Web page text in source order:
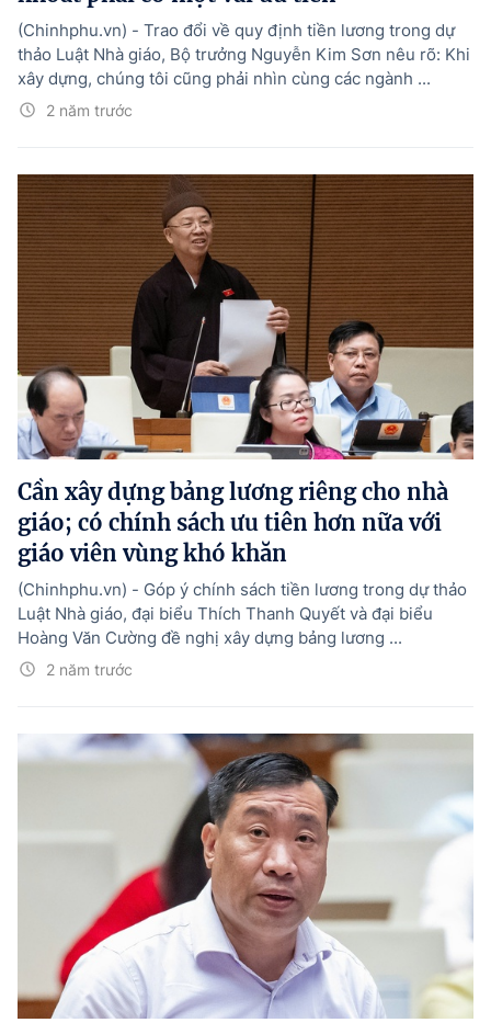
2 năm trước
(Chinhphu.vn) - Trao đổi về quy định tiền lương trong dự
thảo Luật Nhà giáo, Bộ trưởng Nguyễn Kim Sơn nêu rõ: Khi
xây dựng, chúng tôi cũng phải nhìn cùng các ngành ...
Cần xây dựng bảng lương riêng cho nhà
giáo; có chính sách ưu tiên hơn nữa với
giáo viên vùng khó khăn
2 năm trước
(Chinhphu.vn) - Góp ý chính sách tiền lương trong dự thảo
Luật Nhà giáo, đại biểu Thích Thanh Quyết và đại biểu
Hoàng Văn Cường đề nghị xây dựng bảng lương ...